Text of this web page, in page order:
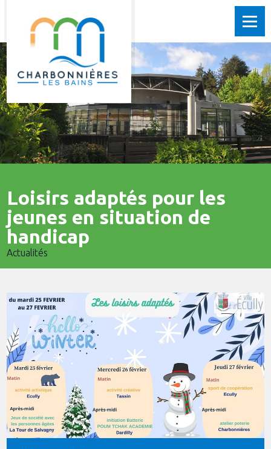
Loisirs adaptés pour les
jeunes en situation de
handicap
Actualités